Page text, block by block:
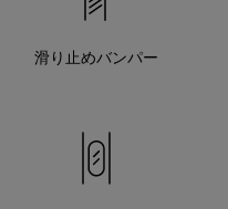
滑り止めバンパー